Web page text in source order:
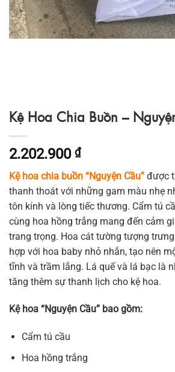
Kệ Hoa Chia Buồn –
2.202.900 ₫
Kệ hoa chia buồn “Nguyện Cầu” được
thanh thoát với những gam màu nhẹ
tôn kính và lòng tiếc thương. Cẩm tú
cùng hoa hồng trắng mang đến cảm
trang trọng. Hoa cát tường tượng
hợp với hoa baby nhỏ nhắn, tạo nên
tĩnh và trầm lắng. Lá quế và lá bạc là
tăng thêm sự thanh lịch cho kệ hoa.
Kệ hoa “Nguyện Cầu” bao gồm:
Cẩm tú cầu
Hoa hồng trắng